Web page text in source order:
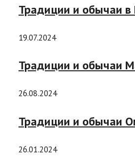
Традиции и обычаи
19.07.2024
Традиции и обычаи
26.08.2024
Традиции и обычаи
26.01.2024